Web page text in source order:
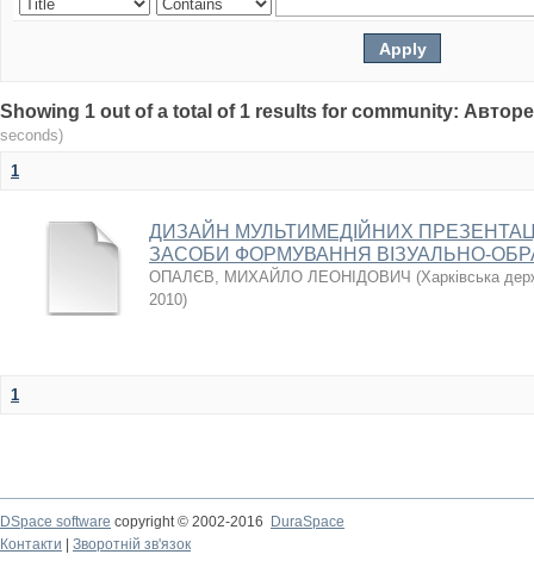
Showing 1 out of a total of 1 results for community:
seconds)
1
ДИЗАЙН МУЛЬТИМЕДІЙНИХ
ЗАСОБИ ФОРМУВАННЯ ВІЗУАЛЬНО-
ОПАЛЄВ, МИХАЙЛО ЛЕОНІДОВИЧ (Харківська
2010)
1
DSpace software copyright © 2002-2016
DuraSpace
Контакти
Зворотній зв'язок